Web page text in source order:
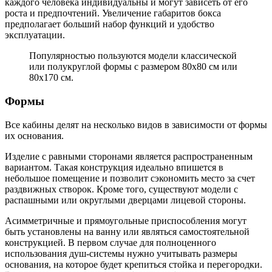
каждого человека индивидуальны и могут зависеть от его
роста и предпочтений. Увеличение габаритов бокса
предполагает больший набор функций и удобство
эксплуатации.
Популярностью пользуются модели классической
или полукруглой формы с размером 80х80 см или
80х170 см.
Формы
Все кабины делят на несколько видов в зависимости от формы
их основания.
Изделие с равными сторонами является распространенным
вариантом. Такая конструкция идеально впишется в
небольшое помещение и позволит сэкономить место за счет
раздвижных створок. Кроме того, существуют модели с
распашными или округлыми дверцами лицевой стороны.
Асимметричные и прямоугольные приспособления могут
быть установлены на ванну или являться самостоятельной
конструкцией. В первом случае для полноценного
использования душ-системы нужно учитывать размеры
основания, на которое будет крепиться стойка и перегородки.